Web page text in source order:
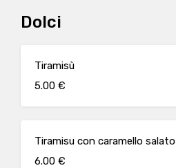
Dolci
Tiramisù
5.00 €
Tiramisu con caramello salato
6.00 €